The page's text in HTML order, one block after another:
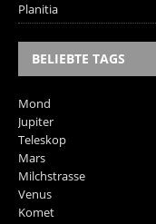
Planitia
BELIEBTE TAGS
Mond
Jupiter
Teleskop
Mars
Milchstrasse
Venus
Komet